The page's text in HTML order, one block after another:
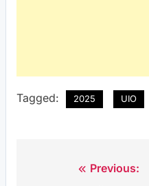
Tagged: 2025 UIO
Previous: